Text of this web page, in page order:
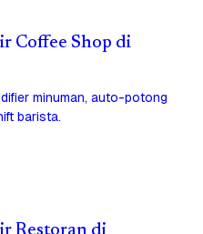
Coffee Shop di
minuman, auto-potong
barista.